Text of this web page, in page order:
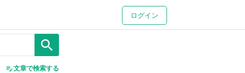
ログイン
search
edit_note文章で検索する